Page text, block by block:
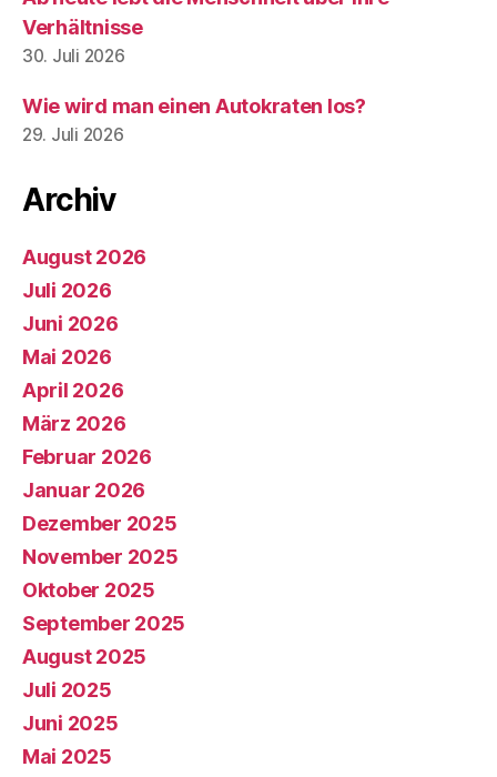
Verhältnisse
30. Juli 2026
Wie wird man einen Autokraten los?
29. Juli 2026
Archiv
August 2026
Juli 2026
Juni 2026
Mai 2026
April 2026
März 2026
Februar 2026
Januar 2026
Dezember 2025
November 2025
Oktober 2025
September 2025
August 2025
Juli 2025
Juni 2025
Mai 2025